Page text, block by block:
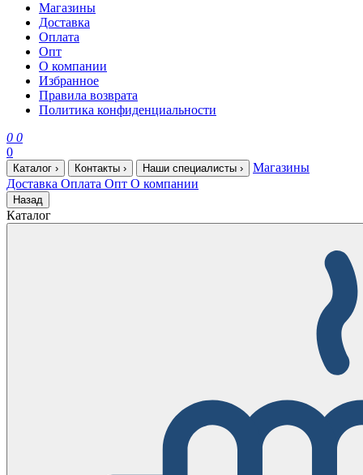
Магазины
Доставка
Оплата
Опт
О компании
Избранное
Правила возврата
Политика конфиденциальности
0 0
0
Каталог › Контакты › Наши специалисты ›
Магазины
Доставка Оплата Опт О компании
Назад
Каталог